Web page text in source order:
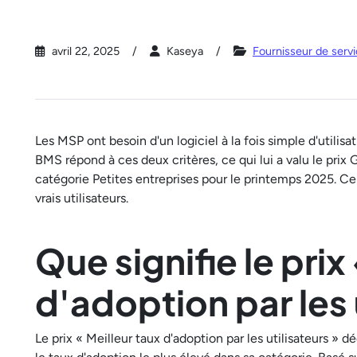
avril 22, 2025 Kaseya Fournisseur de
Les MSP ont besoin d'un logiciel à la fois simple
BMS répond à ces deux critères, ce qui lui a valu le prix
catégorie Petites entreprises pour le printemps 2025.
vrais utilisateurs.
Que signifie le
d'adoption par les
Le prix « Meilleur taux d'adoption par les utilisateurs »